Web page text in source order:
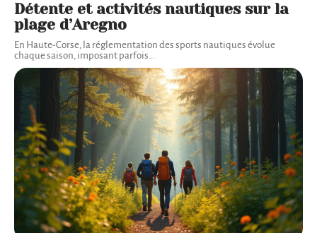
Détente et activités nautiques sur la
plage d’Aregno
En Haute-Corse, la réglementation des sports nautiques évolue
chaque saison, imposant parfois…